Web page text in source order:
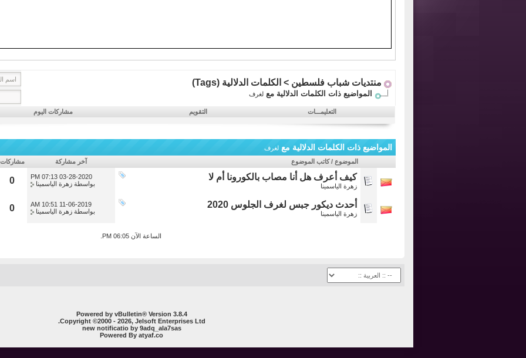
منتديات شباب فلسطين > الكلمات الدلالية (Tags)
المواضيع ذات الكلمات الدلالية معلغرف
التعليمـــات التقويم مشاركات اليوم
المواضيع ذات الكلمات الدلالية معلغرف
الموضوع / كاتب الموضوع
آخر مشاركة مشاركات
كيف أعرف هل أنا مصاب بالكورونا أم لا
زهرة الياسمينا
03-28-2020
07:13 PM
بواسطةزهرة الياسمينا 0
أحدث ديكور جبس لغرف الجلوس 2020
زهرة الياسمينا
11-06-2019
10:51 AM
بواسطةزهرة الياسمينا 0
الساعة الآن06:05 PM
Powered by vBulletin® Version 3.8.4
Copyright ©2000 - 2026, Jelsoft Enterprises Ltd.
new notificatio by 9adq_ala7sas
Powered By atyaf.co